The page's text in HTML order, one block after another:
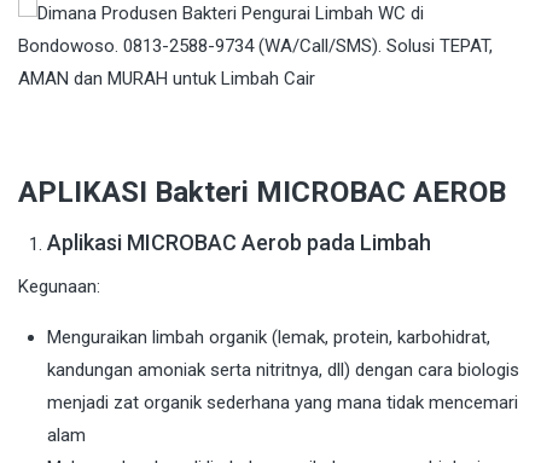
APLIKASI Bakteri MICROBAC AEROB
Aplikasi MICROBAC Aerob pada Limbah
Kegunaan:
Menguraikan limbah organik (lemak, protein, karbohidrat,
kandungan amoniak serta nitritnya, dll) dengan cara biologis
menjadi zat organik sederhana yang mana tidak mencemari
alam